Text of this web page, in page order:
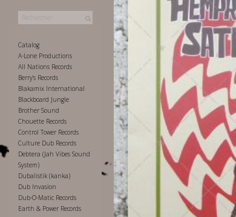
Catalog
A-Lone Productions
All Nations Records
Berry's Records
Blakamix International
Blackboard Jungle
Brother Sound
Chouette Records
Control Tower Records
Culture Dub Records
Debtera (Jah Vibes Sound
System)
Dubalistik (kanka)
Dub Invasion
Dub-O-Matic Records
Earth & Power Records